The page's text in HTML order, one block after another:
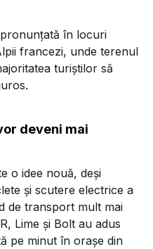
în locuri
francezi, unde terenul
turiștilor să
deveni mai
o idee nouă, deși
și scutere electrice a
de transport mult mai
Lime și Bolt au adus
pe minut în orașe din